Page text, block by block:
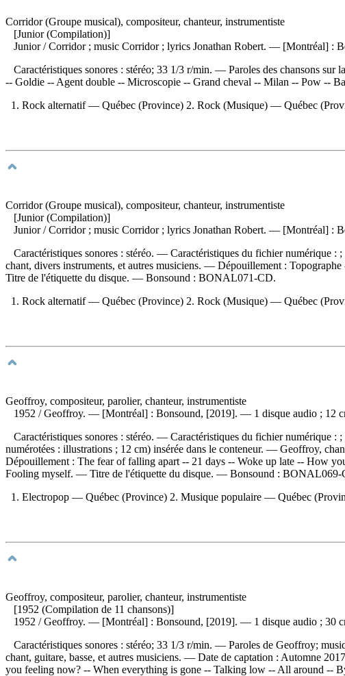
Corridor (Groupe musical), compositeur, chanteur, instrumentiste
[Junior (Compilation)]
Junior/ Corridor ; music Corridor ; lyrics Jonathan Robert. — [Montréal] :
Caractéristiques sonores : stéréo; 33 1/3 r/min. — Paroles des chansons
-- Goldie -- Agent double -- Microscopie -- Grand cheval -- Milan -- Pow --
1. Rock alternatif — Québec (Province) 2. Rock (Musique) — Québec
Corridor (Groupe musical), compositeur, chanteur, instrumentiste
[Junior (Compilation)]
Junior/ Corridor ; music Corridor ; lyrics Jonathan Robert. — [Montréal] :
Caractéristiques sonores : stéréo. — Caractéristiques du fichier numérique
chant, divers instruments, et autres musiciens. — Dépouillement :
Titre de l'étiquette du disque. — Bonsound : BONAL071-CD.
1. Rock alternatif — Québec (Province) 2. Rock (Musique) — Québec
Geoffroy, compositeur, parolier, chanteur, instrumentiste
1952 / Geoffroy. — [Montréal] : Bonsound, [2019]. — 1 disque audio ; 12
Caractéristiques sonores : stéréo. — Caractéristiques du fichier numérique
numérotées : illustrations ; 12 cm) insérée dans le conteneur. — Geoffroy,
Dépouillement : The fear of falling apart -- 21 days -- Woke up late -- How
Fooling myself. — Titre de l'étiquette du disque. — Bonsound : BONAL069-
1. Electropop — Québec (Province) 2. Musique populaire — Québec
Geoffroy, compositeur, parolier, chanteur, instrumentiste
[1952 (Compilation de 11 chansons)]
1952 / Geoffroy. — [Montréal] : Bonsound, [2019]. — 1 disque audio ; 30
Caractéristiques sonores : stéréo; 33 1/3 r/min. — Paroles de Geoffroy;
chant, guitare, basse, et autres musiciens. — Date de captation : Automne
you feeling now? -- When everything is gone -- Talking low -- All around --